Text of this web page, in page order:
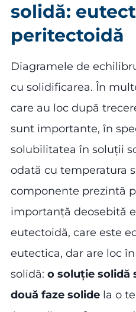
solidă:
peritectoidă
Diagramele de
cu solidificarea. În
care au loc după
sunt importante, în
solubilitatea în soluții
odată cu temperatura
componente prezintă
importanță deosebită
eutectoidă, care este
eutectica, dar are loc
solidă: o soluție solidă
două faze solide la o